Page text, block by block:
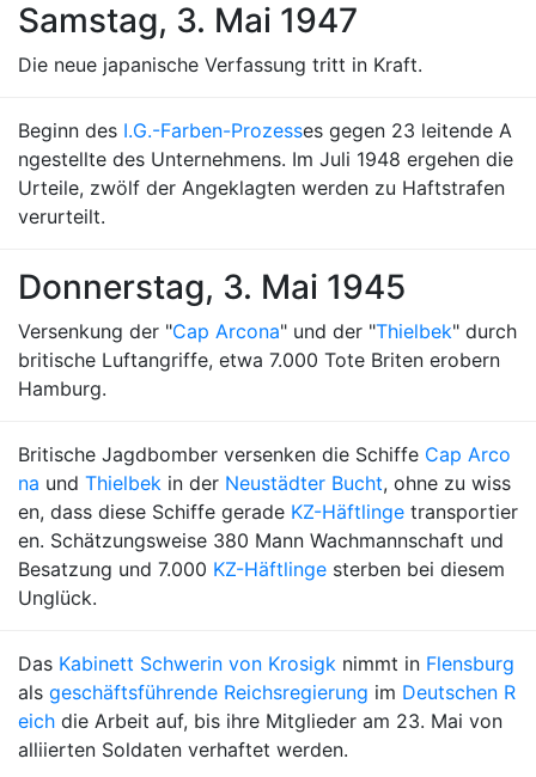
Samstag, 3. Mai 1947
Die neue japanische Verfassung tritt in Kraft.
Beginn des I.G.-Farben-Prozesses gegen 23 leitende A
ngestellte des Unternehmens. Im Juli 1948 ergehen die
Urteile, zwölf der Angeklagten werden zu Haftstrafen
verurteilt.
Donnerstag, 3. Mai 1945
Versenkung der "Cap Arcona" und der "Thielbek" durch
britische Luftangriffe, etwa 7.000 Tote Briten erobern
Hamburg.
Britische Jagdbomber versenken die Schiffe Cap Arco
na und Thielbek in der Neustädter Bucht, ohne zu wiss
en, dass diese Schiffe gerade KZ-Häftlinge transportier
en. Schätzungsweise 380 Mann Wachmannschaft und
Besatzung und 7.000 KZ-Häftlinge sterben bei diesem
Unglück.
Das Kabinett Schwerin von Krosigk nimmt in Flensburg
als geschäftsführende Reichsregierung im Deutschen R
eich die Arbeit auf, bis ihre Mitglieder am 23. Mai von
alliierten Soldaten verhaftet werden.